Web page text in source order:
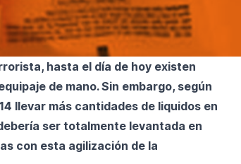
hasta el día de hoy existen
de mano. Sin embargo, según
llevar más cantidades de liquidos en
ser totalmente levantada en
con esta agilización de la